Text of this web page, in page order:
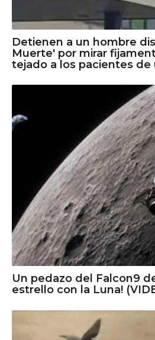
Detienen a un hombre
Muerte' por mirar
tejado a los pacientes de
Un pedazo del Falcon9
estrello con la Luna!